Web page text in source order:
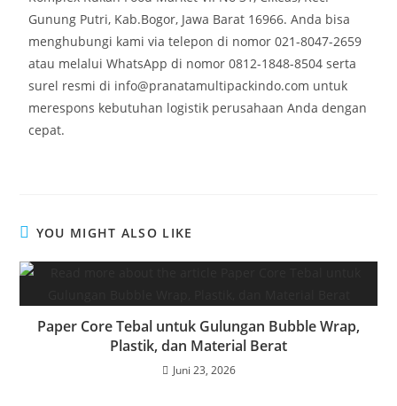
Gunung Putri, Kab.Bogor, Jawa Barat 16966. Anda bisa
menghubungi kami via telepon di nomor 021-8047-2659
atau melalui WhatsApp di nomor 0812-1848-8504 serta
surel resmi di info@pranatamultipackindo.com untuk
merespons kebutuhan logistik perusahaan Anda dengan
cepat.
YOU MIGHT ALSO LIKE
Paper Core Tebal untuk Gulungan Bubble Wrap,
Plastik, dan Material Berat
Juni 23, 2026